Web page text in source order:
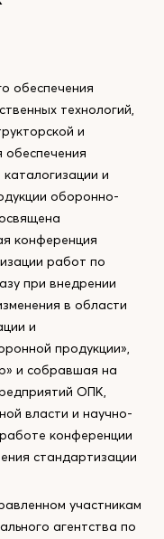
обеспечения
технологий,
и
обеспечения
и
оборонно-
конференция
работ по
при внедрении
в области
и
продукции»,
и собравшая на
ОПК,
власти и научно-
конференции
стандартизации
участникам
агентства по